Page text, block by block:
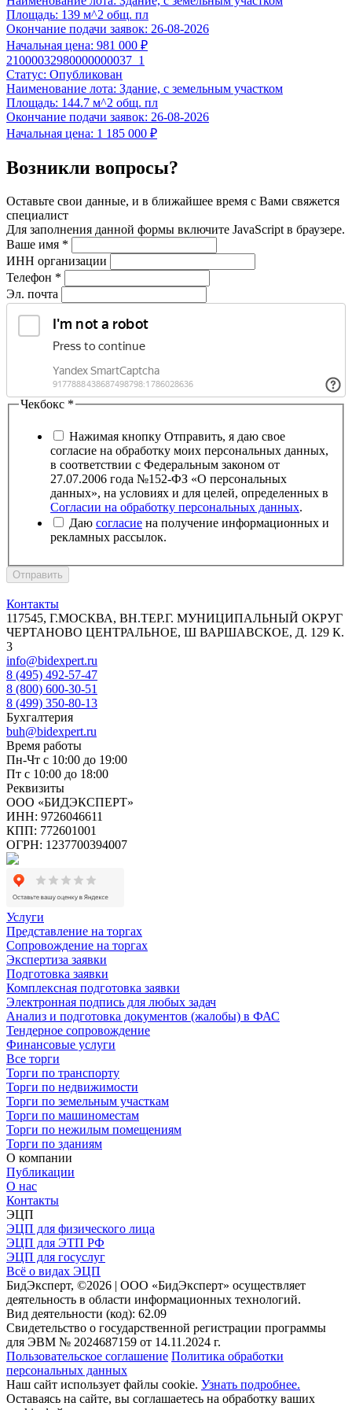
Площадь: 139 м^2 общ. пл
Окончание подачи заявок: 26-08-2026
Начальная цена: 981 000 ₽
21000032980000000037_1
Статус: Опубликован
Наименование лота: Здание, с земельным участком
Площадь: 144.7 м^2 общ. пл
Окончание подачи заявок: 26-08-2026
Начальная цена: 1 185 000 ₽
Возникли вопросы?
Оставьте свои данные, и в ближайшее время с Вами свяжется
специалист
Для заполнения данной формы включите JavaScript в браузере.
Ваше имя *
ИНН организации
Телефон *
Эл. почта
Чекбокс *
Нажимая кнопку Отправить, я даю свое
согласие на обработку моих персональных данных,
в соответствии с Федеральным законом от
27.07.2006 года №152-ФЗ «О персональных
данных», на условиях и для целей, определенных в
Согласии на обработку персональных данных.
Даю согласие на получение информационных и
рекламных рассылок.
Отправить
Контакты
117545, Г.МОСКВА, ВН.ТЕР.Г. МУНИЦИПАЛЬНЫЙ ОКРУГ
ЧЕРТАНОВО ЦЕНТРАЛЬНОЕ, Ш ВАРШАВСКОЕ, Д. 129 К.
3
info@bidexpert.ru
8 (495) 492-57-47
8 (800) 600-30-51
8 (499) 350-80-13
Бухгалтерия
buh@bidexpert.ru
Время работы
Пн-Чт с 10:00 до 19:00
Пт с 10:00 до 18:00
Реквизиты
ООО «БИДЭКСПЕРТ»
ИНН: 9726046611
КПП: 772601001
ОГРН: 1237700394007
Услуги
Представление на торгах
Сопровождение на торгах
Экспертиза заявки
Подготовка заявки
Комплексная подготовка заявки
Электронная подпись для любых задач
Анализ и подготовка документов (жалобы) в ФАС
Тендерное сопровождение
Финансовые услуги
Все торги
Торги по транспорту
Торги по недвижимости
Торги по земельным участкам
Торги по машиноместам
Торги по нежилым помещениям
Торги по зданиям
О компании
Публикации
О нас
Контакты
ЭЦП
ЭЦП для физического лица
ЭЦП для ЭТП РФ
ЭЦП для госуслуг
Всё о видах ЭЦП
БидЭксперт, ©2026 | ООО «БидЭксперт» осуществляет
деятельность в области информационных технологий.
Вид деятельности (код): 62.09
Свидетельство о государственной регистрации программы
для ЭВМ № 2024687159 от 14.11.2024 г.
Пользовательское соглашение Политика обработки
персональных данных
Наш сайт использует файлы cookie. Узнать подробнее.
Оставаясь на сайте, вы соглашаетесь на обработку ваших